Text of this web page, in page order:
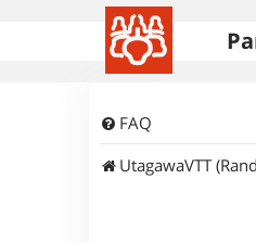
FAQ
UtagawaVTT